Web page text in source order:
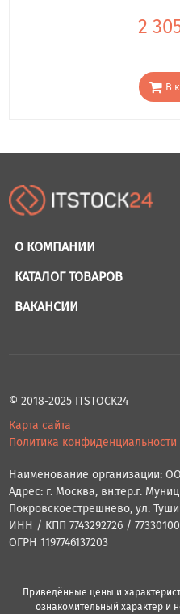
2
В
О КОМПАНИИ
КАТАЛОГ ТОВАРОВ
ВАКАНСИИ
© 2018-2025 ITSTOCK24
Карта сайта
Политика конфиденциальности
Наименование организации:
Адрес: г. Москва, вн.тер.г.
Покровскоестрешнево, ул.
ИНН / КПП 7743292726 /
ОГРН 1197746137203
Приведённые цены и
ознакомительный характер и